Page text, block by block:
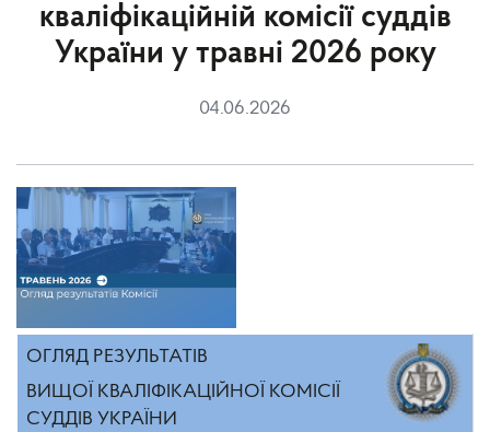
кваліфікаційній комісії суддів
України у травні 2026 року
04.06.2026
ОГЛЯД РЕЗУЛЬТАТІВ
ВИЩОЇ КВАЛІФІКАЦІЙНОЇ КОМІСІЇ
СУДДІВ УКРАЇНИ